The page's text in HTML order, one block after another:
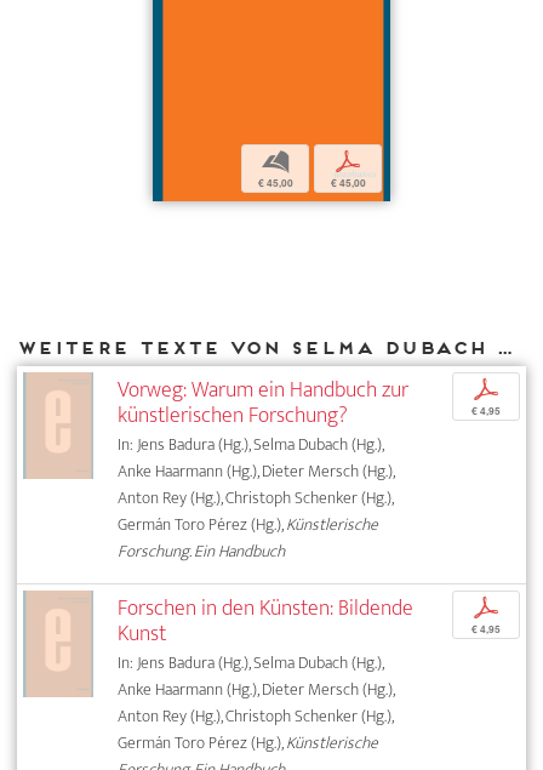
b
€ 45,00
p
€ 45,00
Weitere Texte von Selma Dubach bei DIAPHANES
Vorweg: Warum ein Handbuch zur
künstlerischen Forschung?
In: Jens Badura (Hg.), Selma Dubach (Hg.),
Anke Haarmann (Hg.), Dieter Mersch (Hg.),
Anton Rey (Hg.), Christoph Schenker (Hg.),
Germán Toro Pérez (Hg.),Künstlerische
Forschung. Ein Handbuch
p
€ 4,95
Forschen in den Künsten: Bildende
Kunst
In: Jens Badura (Hg.), Selma Dubach (Hg.),
Anke Haarmann (Hg.), Dieter Mersch (Hg.),
Anton Rey (Hg.), Christoph Schenker (Hg.),
Germán Toro Pérez (Hg.),Künstlerische
p
€ 4,95